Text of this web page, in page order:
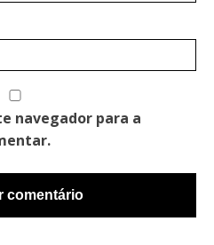
navegador para a